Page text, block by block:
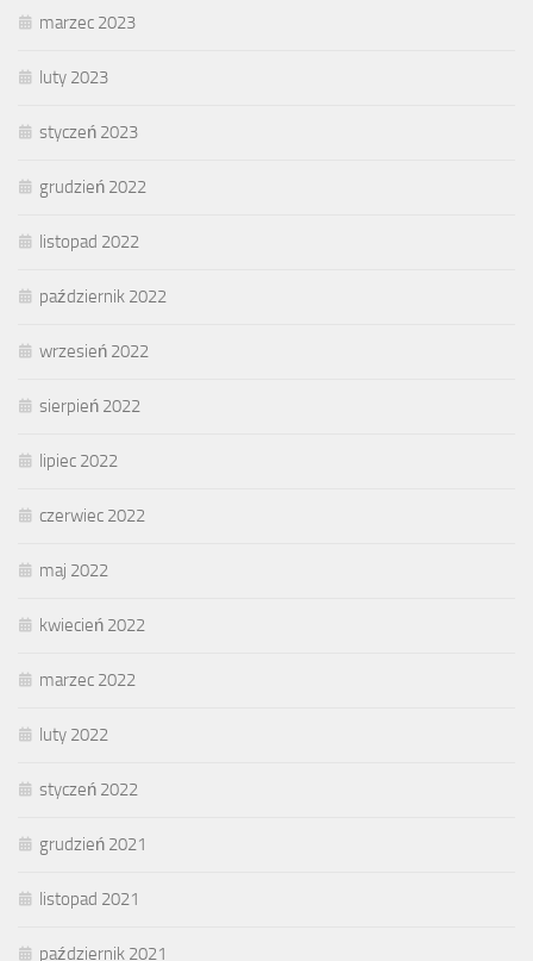
marzec 2023
luty 2023
styczeń 2023
grudzień 2022
listopad 2022
październik 2022
wrzesień 2022
sierpień 2022
lipiec 2022
czerwiec 2022
maj 2022
kwiecień 2022
marzec 2022
luty 2022
styczeń 2022
grudzień 2021
listopad 2021
październik 2021